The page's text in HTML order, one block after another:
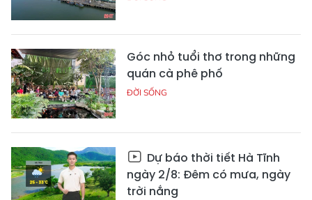
Góc nhỏ tuổi thơ trong những
quán cà phê phố
ĐỜI SỐNG
Dự báo thời tiết Hà Tĩnh
ngày 2/8: Đêm có mưa, ngày
trời nắng